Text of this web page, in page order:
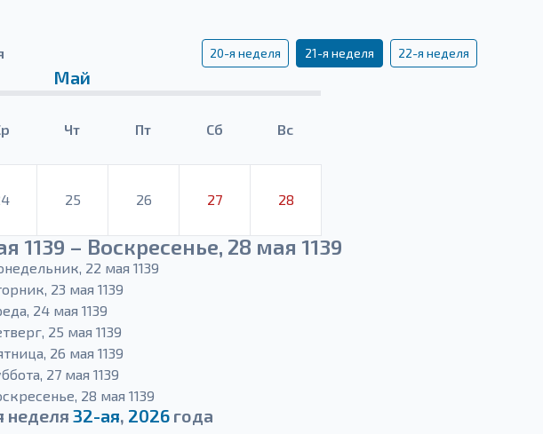
20-я неделя 21-я неделя 22-я неделя
Май
Чт Пт Сб Вс
25 26 27 28
1139 – Воскресенье, 28 мая 1139
22 мая 1139
23 мая 1139
24 мая 1139
25 мая 1139
26 мая 1139
27 мая 1139
28 мая 1139
неделя 32-ая, 2026 года